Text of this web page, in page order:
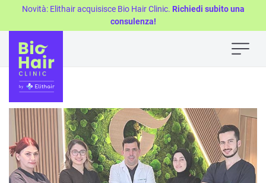
Novità: Elithair acquisisce Bio Hair Clinic. Richiedi subito una
consulenza!